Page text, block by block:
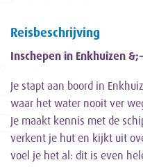
Reisbeschrijving
Inschepen in Enkhuizen
Je stapt aan boord in
waar het water nooit ver
Je maakt kennis met de
verkent je hut en kijkt uit
voel je het al: dit is even